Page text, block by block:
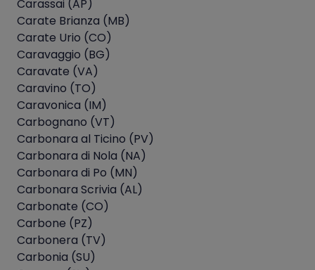
Carassai (AP)
Carate Brianza (MB)
Carate Urio (CO)
Caravaggio (BG)
Caravate (VA)
Caravino (TO)
Caravonica (IM)
Carbognano (VT)
Carbonara al Ticino (PV)
Carbonara di Nola (NA)
Carbonara di Po (MN)
Carbonara Scrivia (AL)
Carbonate (CO)
Carbone (PZ)
Carbonera (TV)
Carbonia (SU)